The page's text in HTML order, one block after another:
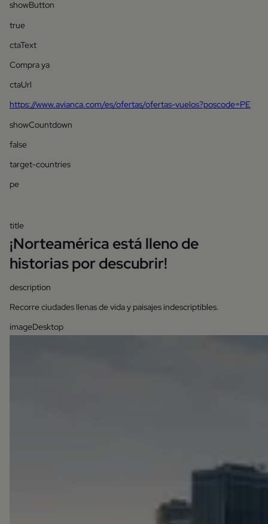
showButton
true
ctaText
Compra ya
ctaUrl
https://www.avianca.com/es/ofertas/ofertas-vuelos?poscode=PE
showCountdown
false
target-countries
pe
title
¡Norteamérica está lleno de
historias por descubrir!
description
Recorre ciudades llenas de vida y paisajes indescriptibles.
imageDesktop